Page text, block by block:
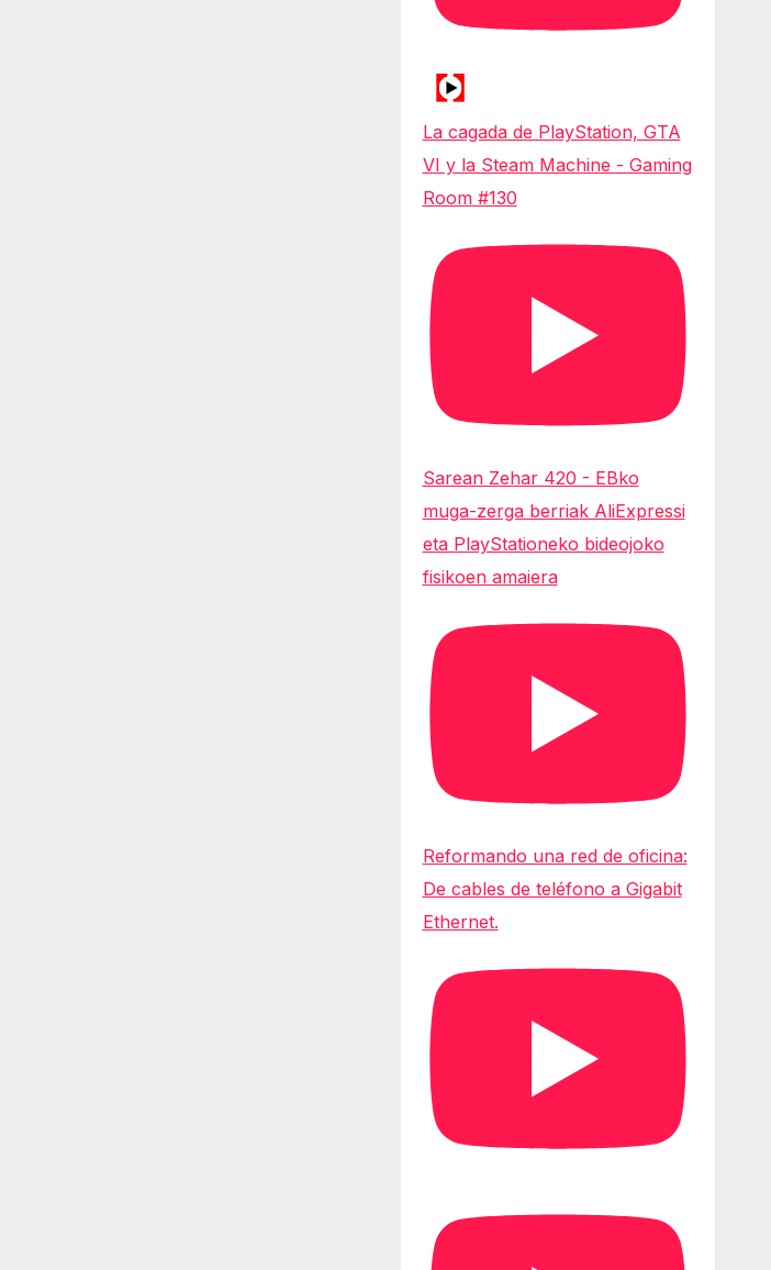
La cagada de PlayStation, GTA
VI y la Steam Machine - Gaming
Room #130
Sarean Zehar 420 - EBko
muga-zerga berriak AliExpressi
eta PlayStationeko bideojoko
fisikoen amaiera
Reformando una red de oficina:
De cables de teléfono a Gigabit
Ethernet.